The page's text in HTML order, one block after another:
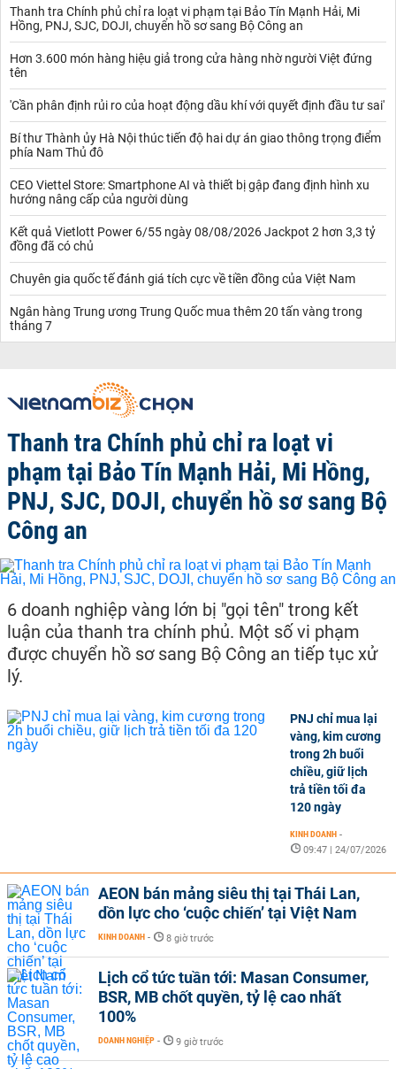
Thanh tra Chính phủ chỉ ra loạt vi phạm tại Bảo Tín Mạnh Hải, Mi
Hồng, PNJ, SJC, DOJI, chuyển hồ sơ sang Bộ Công an
Hơn 3.600 món hàng hiệu giả trong cửa hàng nhờ người Việt đứng
tên
'Cần phân định rủi ro của hoạt động dầu khí với quyết định đầu tư sai'
Bí thư Thành ủy Hà Nội thúc tiến độ hai dự án giao thông trọng điểm
phía Nam Thủ đô
CEO Viettel Store: Smartphone AI và thiết bị gập đang định hình xu
hướng nâng cấp của người dùng
Kết quả Vietlott Power 6/55 ngày 08/08/2026 Jackpot 2 hơn 3,3 tỷ
đồng đã có chủ
Chuyên gia quốc tế đánh giá tích cực về tiền đồng của Việt Nam
Ngân hàng Trung ương Trung Quốc mua thêm 20 tấn vàng trong
tháng 7
Thanh tra Chính phủ chỉ ra loạt vi
phạm tại Bảo Tín Mạnh Hải, Mi Hồng,
PNJ, SJC, DOJI, chuyển hồ sơ sang Bộ
Công an
6 doanh nghiệp vàng lớn bị "gọi tên" trong kết
luận của thanh tra chính phủ. Một số vi phạm
được chuyển hồ sơ sang Bộ Công an tiếp tục xử
lý.
PNJ chỉ mua lại
vàng, kim cương
trong 2h buổi
chiều, giữ lịch
trả tiền tối đa
120 ngày
KINH DOANH -
09:47 | 24/07/2026
AEON bán mảng siêu thị tại Thái Lan,
dồn lực cho ‘cuộc chiến’ tại Việt Nam
KINH DOANH - 8 giờ trước
Lịch cổ tức tuần tới: Masan Consumer,
BSR, MB chốt quyền, tỷ lệ cao nhất
100%
DOANH NGHIỆP - 9 giờ trước